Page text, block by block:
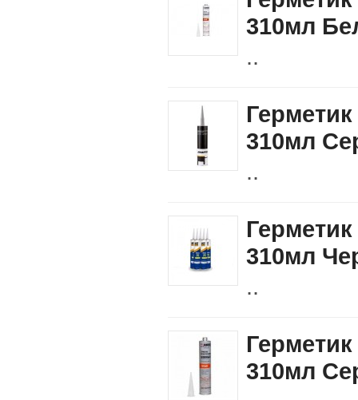
310мл
..
310мл
..
310мл
..
310мл